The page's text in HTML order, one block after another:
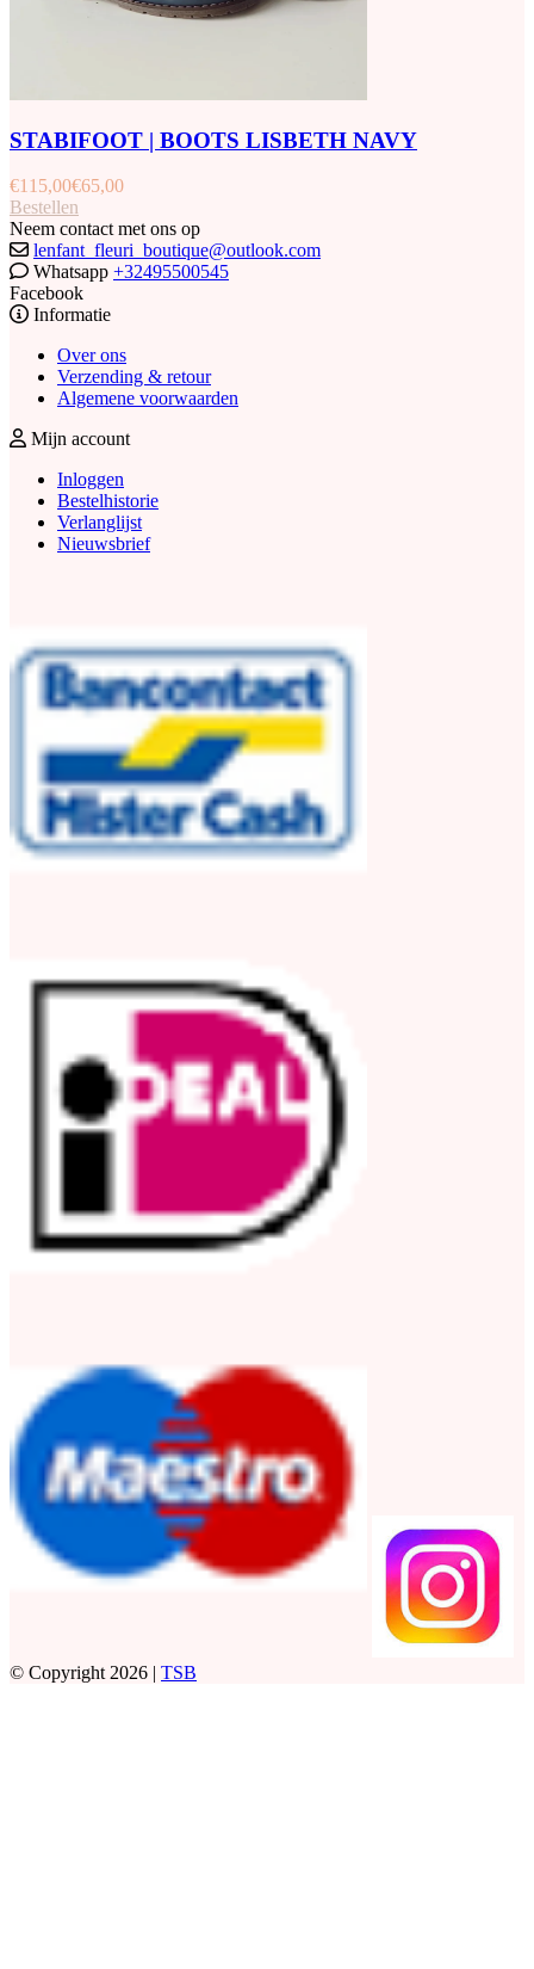
STABIFOOT | BOOTS LISBETH NAVY
€115,00€65,00
Bestellen
Neem contact met ons op
lenfant_fleuri_boutique@outlook.com
Whatsapp +32495500545
Facebook
Informatie
Over ons
Verzending & retour
Algemene voorwaarden
Mijn account
Inloggen
Bestelhistorie
Verlanglijst
Nieuwsbrief
© Copyright 2026 | TSB